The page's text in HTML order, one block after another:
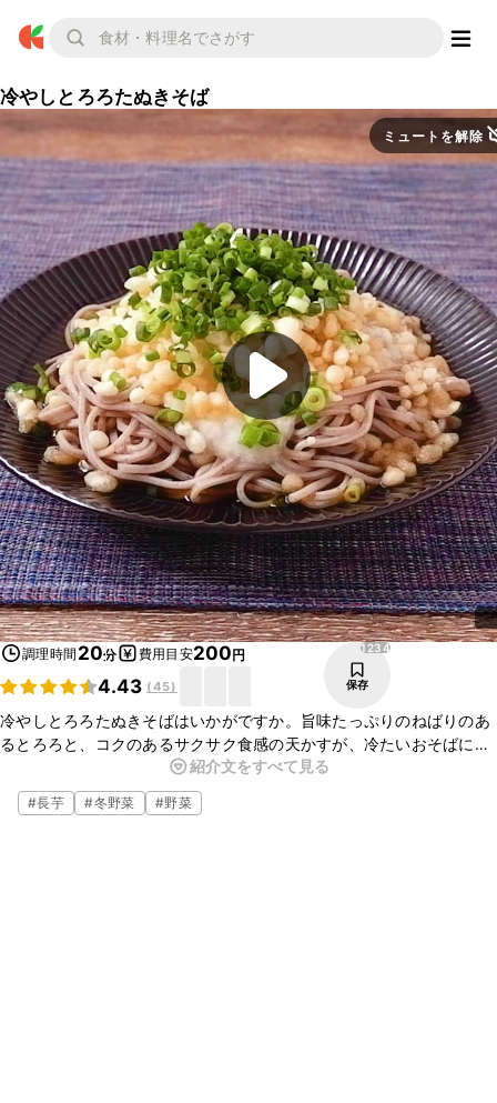
冷やしとろろたぬきそば
ミュートを解除
調理時間 20分 費用目安200円
4.43 (45)
1234
保存
冷やしとろろたぬきそばはいかがですか。旨味たっぷりのねばりのあ
るとろろと、コクのあるサクサク食感の天かすが、冷たいおそばに絡
んでとってもおいしいですよ。簡単に作ることができるので、ぜひお
試しください。
紹介文をすべて見る
#長芋 #冬野菜 #野菜